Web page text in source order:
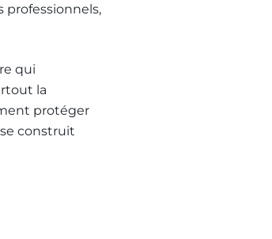
professionnels,
qui
la
protéger
construit